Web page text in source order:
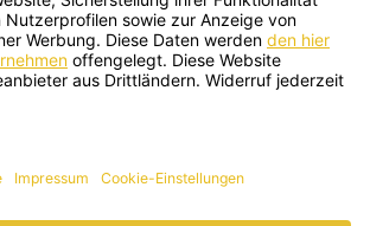
Kräuterhandels GMBH
10, 3913 Sprögnitz, Österreich